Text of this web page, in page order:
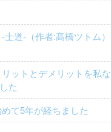
道-（作者:髙橋ツトム）
ットとデメリットを私な
た
て5年が経ちました